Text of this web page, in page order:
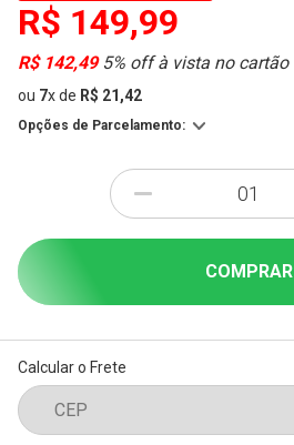
R$ 149,99
R$ 142,495% off à vista no cartão
ou 7xde R$ 21,42
Opções de Parcelamento:
-
COMPRAR
Calcular o Frete